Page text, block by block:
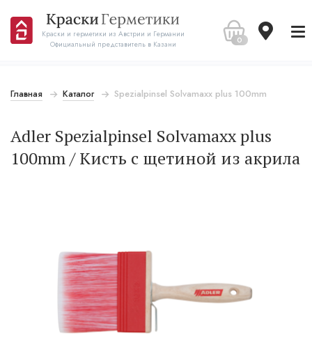
Краски и герметики из Австрии и Германии
Официальный представитель в Казани
0
Главная Каталог Spezialpinsel Solvamaxx plus 100mm
Adler Spezialpinsel Solvamaxx plus
100mm / Кисть с щетиной из акрила